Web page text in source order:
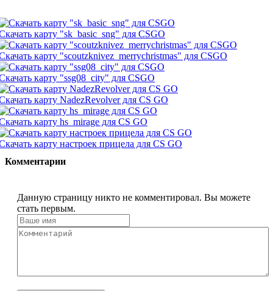
карту "sk_basic_sng" для CSGO
карту "scoutzknivez_merrychristmas" для CSGO
карту "ssg08_city" для CSGO
карту NadezRevolver для CS GO
карту hs_mirage для CS GO
карту настроек прицела для CS GO
Комментарии
Данную страницу никто не комментировал. Вы можете
стать первым.